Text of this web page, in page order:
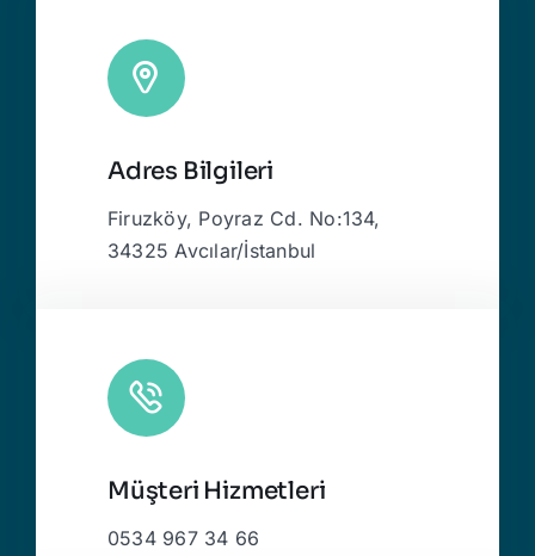
Adres Bilgileri
Firuzköy, Poyraz Cd. No:134,
34325 Avcılar/İstanbul
Müşteri Hizmetleri
0534 967 34 66